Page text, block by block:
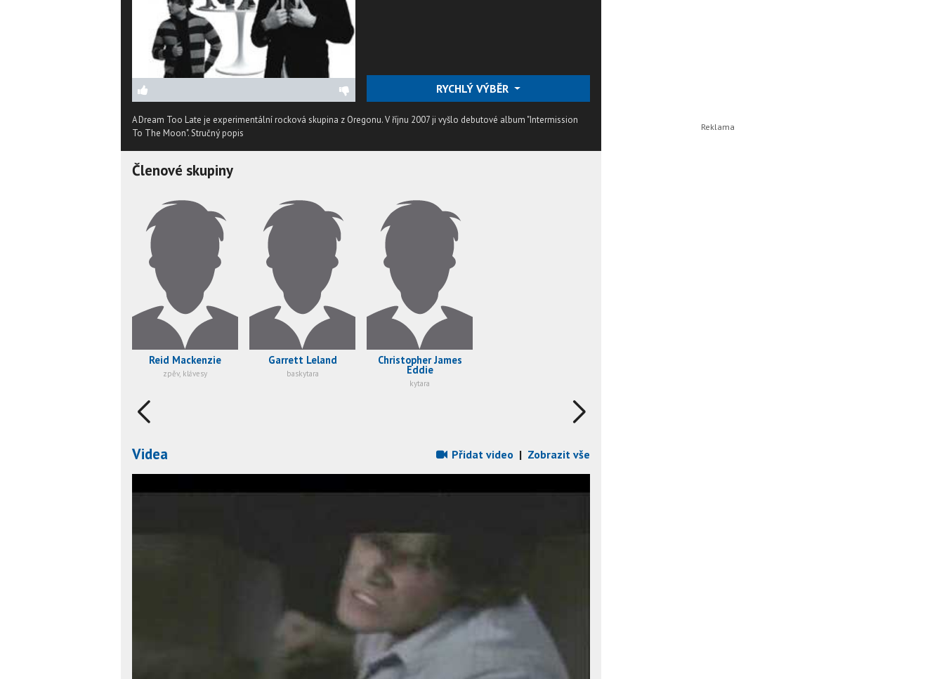
RYCHLÝ VÝBĚR
A Dream Too Late je experimentální rocková skupina z Oregonu. V říjnu 2007 ji vyšlo debutové album "Intermission
To The Moon".Stručný popis
Členové skupiny
Reid Mackenzie
zpěv, klávesy
Garrett Leland
baskytara
Christopher James
Eddie
kytara
Videa Přidat video | Zobrazit vše